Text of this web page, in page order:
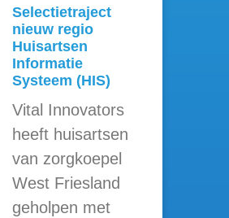
Selectietraject
nieuw regio
Huisartsen
Informatie
Systeem (HIS)
Vital Innovators
heeft huisartsen
van zorgkoepel
West Friesland
geholpen met